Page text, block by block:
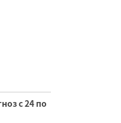
с 24 по